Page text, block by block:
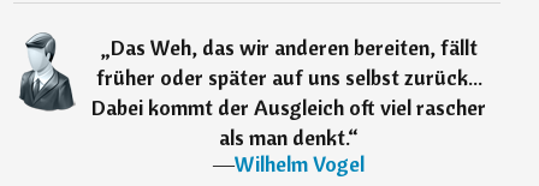
„Das Weh, das wir anderen bereiten, fällt
früher oder später auf uns selbst zurück...
Dabei kommt der Ausgleich oft viel rascher
als man denkt.“
―Wilhelm Vogel